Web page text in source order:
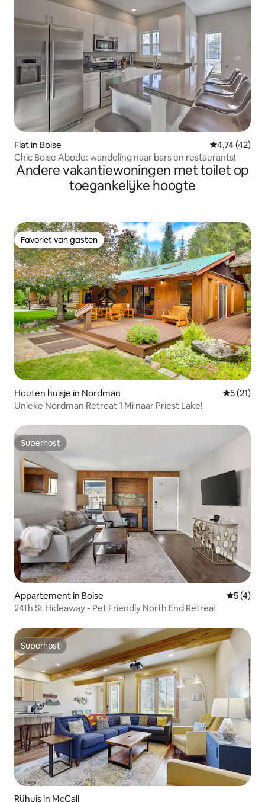
Flat in Boise Gemiddelde
4,74 (42)
Chic Boise Abode: wandeling naar bars en restaurants!
Andere vakantiewoningen met toilet op
toegankelijke hoogte
Favoriet van gasten
Favoriet van gasten
Houten huisje in Nordman
5 (21)
Unieke Nordman Retreat 1 Mi naar Priest Lake!
Superhost
Superhost
Appartement in Boise
5 (4)
24th St Hideaway - Pet Friendly North End Retreat
Superhost
Superhost
Rijhuis in McCall